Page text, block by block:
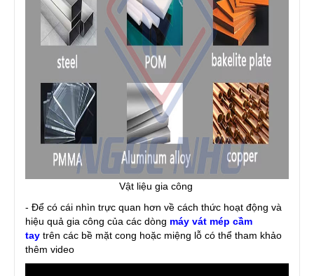
Vật liệu gia công
- Để có cái nhìn trực quan hơn về cách thức hoạt động và
hiệu quả gia công của các dòng máy vát mép cầm
tay trên các bề mặt cong hoặc miệng lỗ có thể tham khảo
thêm video